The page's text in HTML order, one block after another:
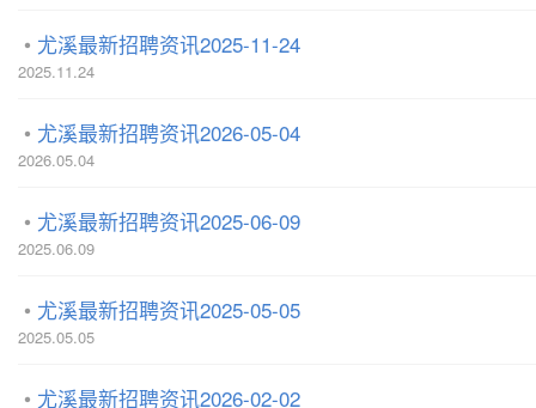
尤溪最新招聘资讯2025-11-24
2025.11.24
尤溪最新招聘资讯2026-05-04
2026.05.04
尤溪最新招聘资讯2025-06-09
2025.06.09
尤溪最新招聘资讯2025-05-05
2025.05.05
尤溪最新招聘资讯2026-02-02